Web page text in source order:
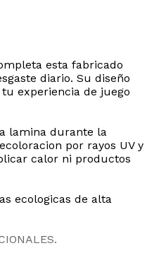
esta fabricado
diario. Su diseño
experiencia de juego
lamina durante la
por rayos UV y
calor ni productos
ecologicas de alta